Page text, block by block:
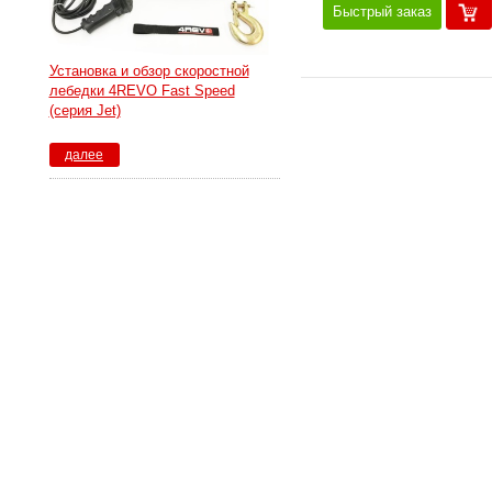
Установка и обзор скоростной
лебедки 4REVO Fast Speed
(серия Jet)
далее
Быстрый заказ